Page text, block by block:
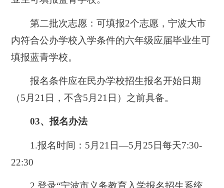
第二批次志愿：可填报2个志愿，宁波大市
内符合公办学校入学条件的六年级应届毕业生可
填报蓝青学校。
报名条件应在民办学校招生报名开始日期
（5月21日，不含5月21日）之前具备。
03、报名办法
1.报名时间：5月21日—5月25日每天7:30-
22:30
2.登录“宁波市义务教育入学报名招生系统